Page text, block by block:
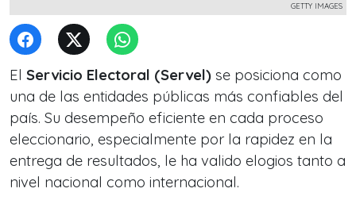
GETTY IMAGES
El Servicio Electoral (Servel) se posiciona como
una de las entidades públicas más confiables del
país. Su desempeño eficiente en cada proceso
eleccionario, especialmente por la rapidez en la
entrega de resultados, le ha valido elogios tanto a
nivel nacional como internacional.